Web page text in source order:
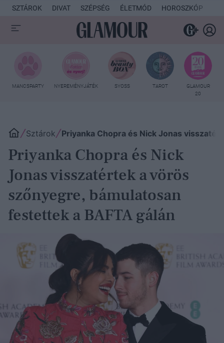
SZTÁROK DIVAT SZÉPSÉG ÉLETMÓD HOROSZKÓP
MANCSPARTY NYEREMÉNYJÁTÉK SYOSS TAROT
GLAMOUR
20
Sztárok Priyanka Chopra és Nick Jonas
Priyanka Chopra és Nick
Jonas visszatértek a vörös
szőnyegre, bámulatosan
festettek a BAFTA gálán